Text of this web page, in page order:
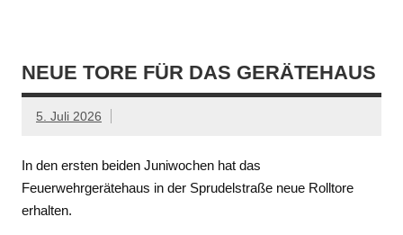
NEUE TORE FÜR DAS GERÄTEHAUS
5. Juli 2026
In den ersten beiden Juniwochen hat das
Feuerwehrgerätehaus in der Sprudelstraße neue Rolltore
erhalten.